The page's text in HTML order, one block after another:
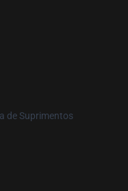
de Suprimentos